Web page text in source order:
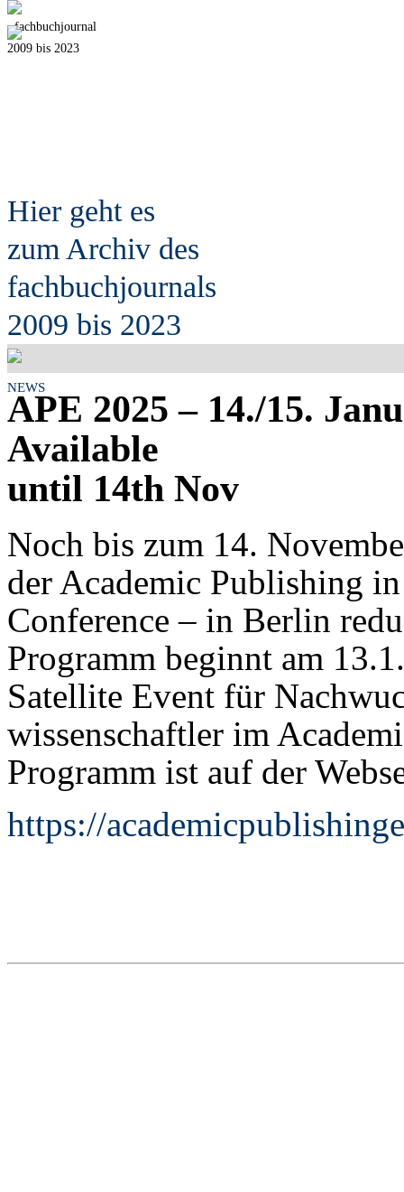
fachbuchjournal
2009 bis 2023
Hier geht es
zum Archiv des
fachbuchjournals
2009 bis 2023
NEWS
APE 2025 – 14./15.
Available
until 14th Nov
Noch bis zum 14.
der Academic Publishing
Conference – in Berlin
Programm beginnt am
Satellite Event für
wissenschaftler im
Programm ist auf der
https://